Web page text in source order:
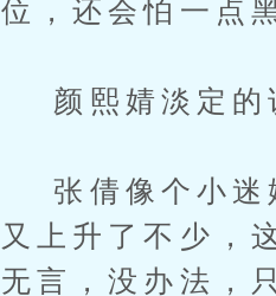
位，还会怕一点
颜熙婧淡定的
张倩像个小迷
又上升了不少，
无言，没办法，